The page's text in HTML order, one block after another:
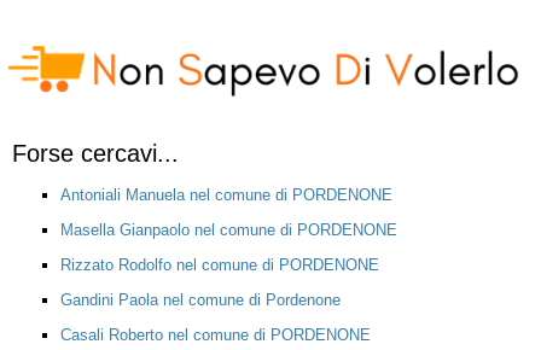
Forse cercavi...
Antoniali Manuela nel comune di PORDENONE
Masella Gianpaolo nel comune di PORDENONE
Rizzato Rodolfo nel comune di PORDENONE
Gandini Paola nel comune di Pordenone
Casali Roberto nel comune di PORDENONE